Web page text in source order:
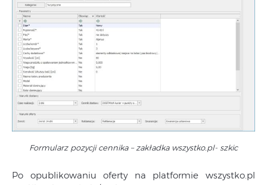
Formularz pozycji cennika – zakładka wszystko.pl- szkic
Po opublikowaniu oferty na platformie wszystko.pl